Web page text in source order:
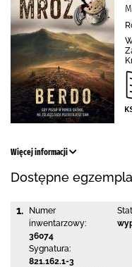
Więcej informacji
Dostępne
1.
Numer
inwentarzowy:
36074
Sygnatura:
821.162.1-3